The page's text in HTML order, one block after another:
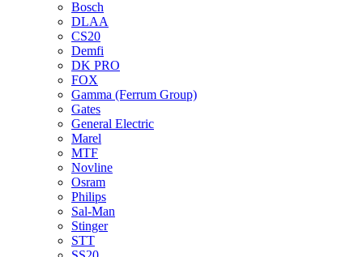
Bosch
DLAA
CS20
Demfi
DK PRO
FOX
Gamma (Ferrum Group)
Gates
General Electric
Marel
MTF
Novline
Osram
Philips
Sal-Man
Stinger
STT